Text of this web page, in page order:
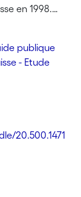
en 1998.
par les
pour
publique
- Etude
20.500.1471